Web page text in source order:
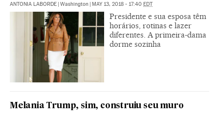
ANTONIA LABORDE | Washington | MAY 13, 2018 - 17:40 EDT
Presidente e sua esposa têm
horários, rotinas e lazer
diferentes. A primeira-dama
dorme sozinha
Melania Trump, sim, construiu seu muro